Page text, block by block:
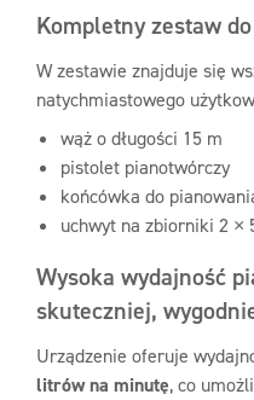
Kompletny zestaw
W zestawie znajduje się
natychmiastowego
wąż o długości 15 m
pistolet pianotwórczy
końcówka do
uchwyt na zbiorniki 2 ×
Wysoka wydajność
skuteczniej,
Urządzenie oferuje
litrów na minutę, co